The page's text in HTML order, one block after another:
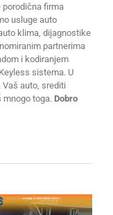
porodična firma
usluge auto
klima, dijagnostike
partnerima
i kodiranjem
sistema. U
Vaš auto, srediti
mnogo toga. Dobro